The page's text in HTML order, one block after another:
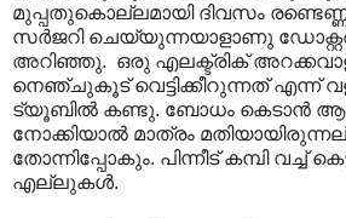
മുപ്പതുകൊല്ലമായി ദിവസം
സർജറി ചെയ്യുന്നയാളാണു
അറിഞ്ഞു. ഒരു എലക്ട്രിക്
നെഞ്ചുകൂട് വെട്ടിക്കീറുന്നത് എന്ന്
ട്യൂബിൽ കണ്ടു. ബോധം കെടാൻ ആ
നോക്കിയാൽ മാത്രം
തോന്നിപ്പോകും. പിന്നീട് കമ്പി വച്ച്
എല്ലുകൾ.